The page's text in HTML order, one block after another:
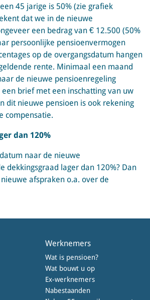
45 jarige is 50% (zie grafiek
dat we in de nieuwe
een bedrag van € 12.500 (50%
persoonlijke pensioenvermogen
op de overgangsdatum hangen
rente. Minimaal een maand
de nieuwe pensioenregeling
brief met een inschatting van uw
dit nieuwe pensioen is ook rekening
compensatie.
dan 120%
naar de nieuwe
dekkingsgraad lager dan 120%? Dan
afspraken o.a. over de
Werknemers
Wat is pensioen?
Wat bouwt u op
Ex-werknemers
Nabestaanden